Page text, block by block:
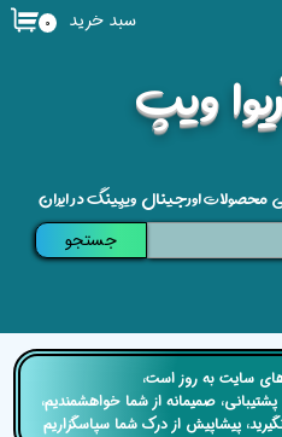
ویپ
۰ سبد خرید
محصولات اورجینال ویپینگ در ایران
جستجو
سایت به روز است،
صمیمانه از شما خواهشمندیم،
پیشاپیش از درک شما سپاسگزاریم